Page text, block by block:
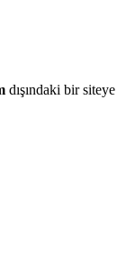
dışındaki bir siteye